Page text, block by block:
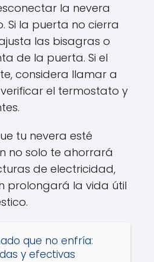
la nevera
Si la puerta no cierra
las bisagras o
de la puerta. Si el
considera llamar a
el termostato y
tu nevera esté
no solo te ahorrará
de electricidad,
prolongará la vida útil
que no enfría:
y efectivas